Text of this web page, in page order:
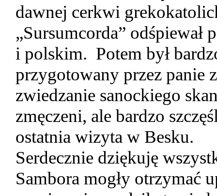
dawnej cerkwi
„Sursumcorda”
i polskim. Potem był
przygotowany przez panie
zwiedzanie sanockiego
zmęczeni, ale bardzo
ostatnia wizyta w Besku.
Serdecznie dziękuję
Sambora mogły otrzymać